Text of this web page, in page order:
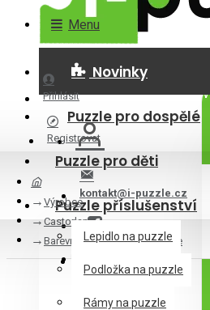
kontakt@i-puzzle.cz
0 položek - 0Kč
Menu
Novinky
Puzzle pro dospělé
Puzzle pro děti
Puzzle příslušenství
Lepidlo na puzzle
Podložka na puzzle
Rámy na puzzle
Přihlásit
Registrovat
Výrobce
Castorland
Barevné balónky, Kappadokie